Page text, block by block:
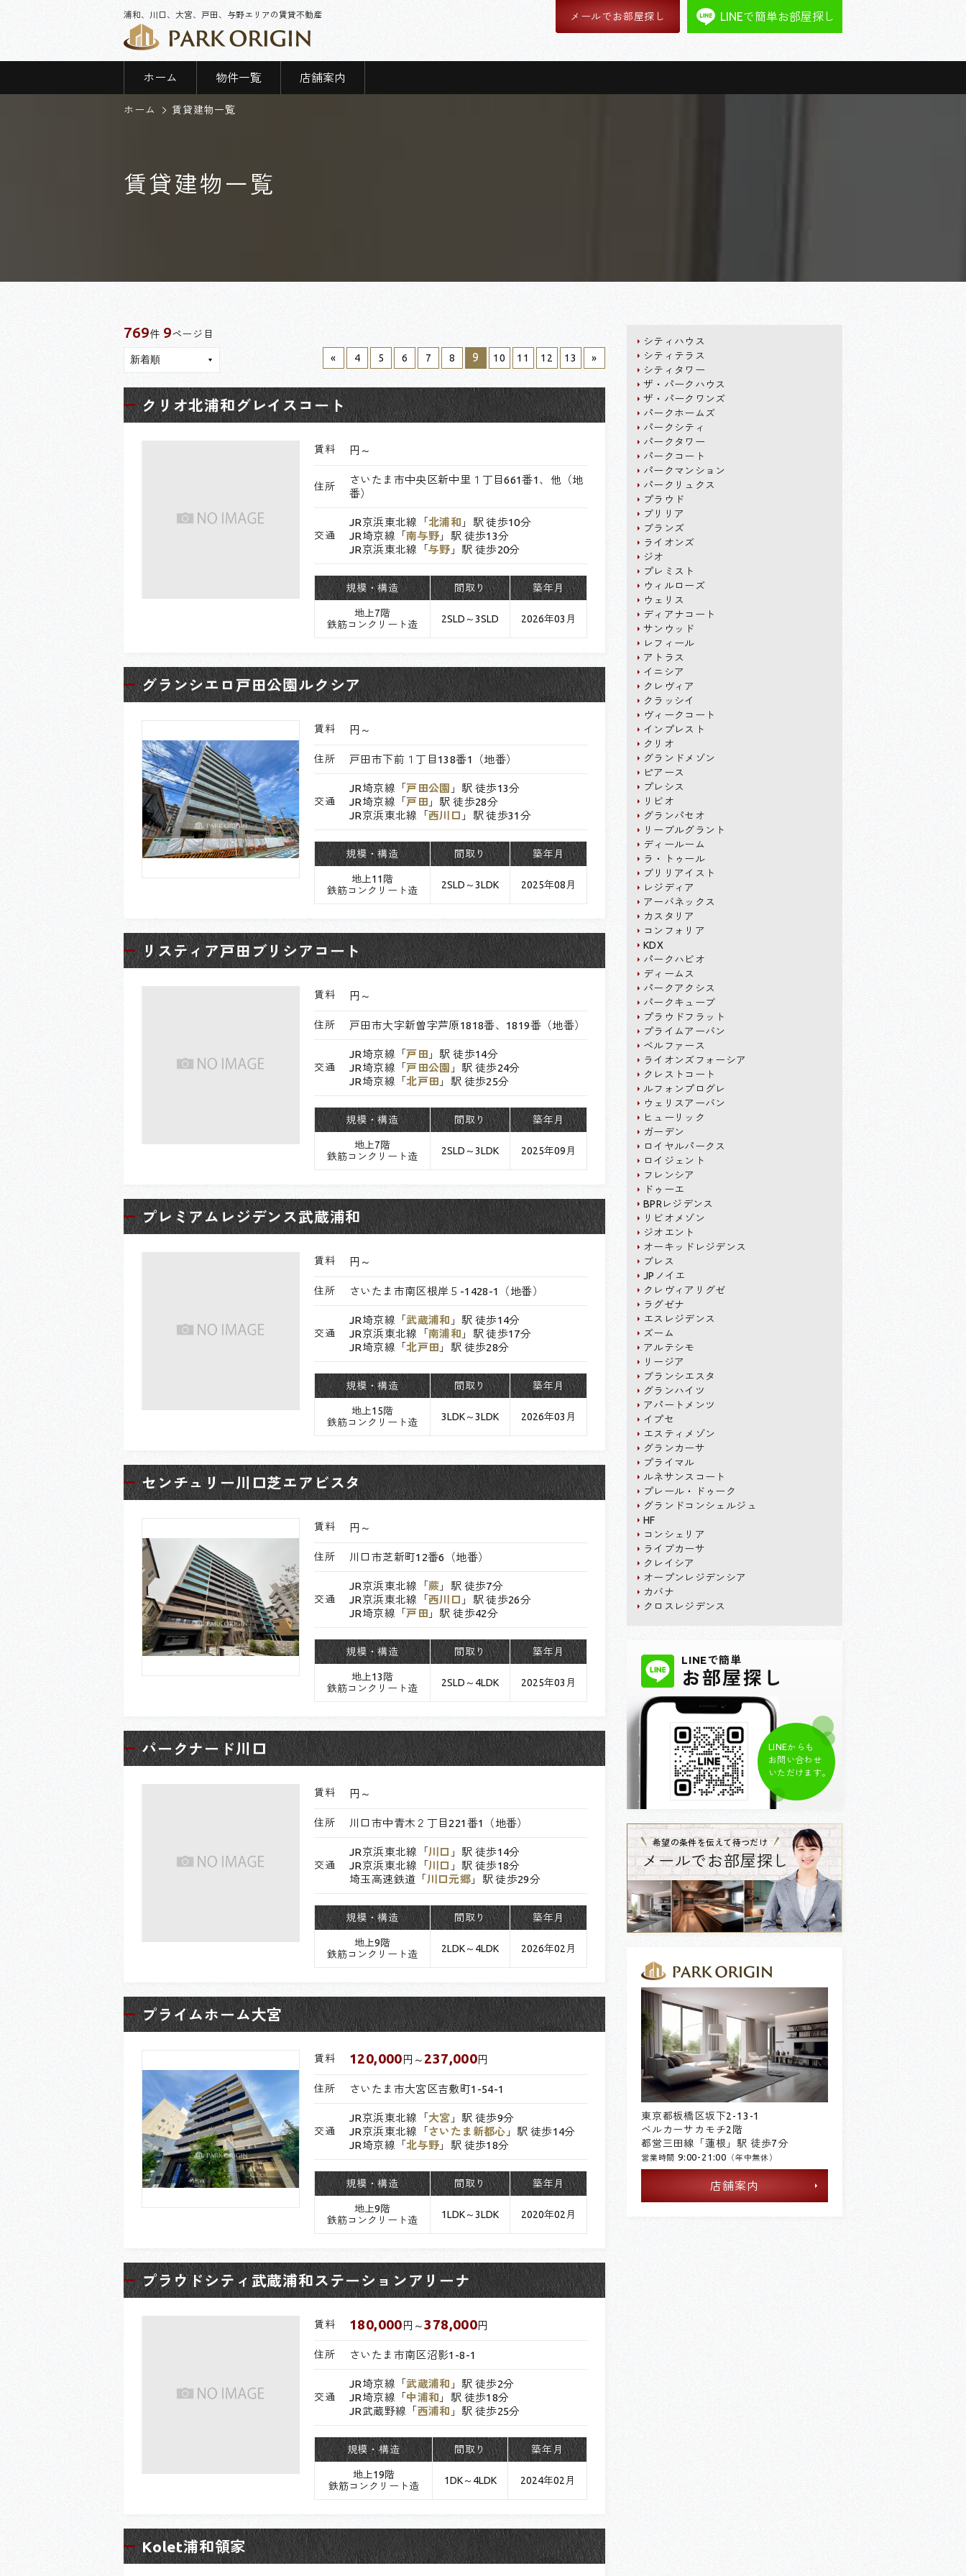
浦和、川口、大宮、戸田、与野エリアの賃貸不動産 メールでお部屋探し LINEで簡単お部屋探し
ホーム 物件一覧 店舗案内
ホーム 賃貸建物一覧
賃貸建物一覧
769件 9ページ目
« 4 5 6 7 8 9 10 11 12 13 »
クリオ北浦和グレイスコート
賃料 円～
住所
さいたま市中央区新中里１丁目661番1、他（地
番）
交通
JR京浜東北線「 北浦和 」駅 徒歩10分
JR埼京線「南与野 」駅 徒歩13分
JR京浜東北線「 与野 」駅 徒歩20分
規模・構造 間取り 築年月
地上7階
鉄筋コンクリート造
2SLD～3SLD 2026年03月
グランシエロ戸田公園ルクシア
賃料 円～
住所 戸田市下前１丁目138番1（地番）
交通
JR埼京線「戸田公園 」駅 徒歩13分
JR埼京線「戸田 」駅 徒歩28分
JR京浜東北線「 西川口 」駅 徒歩31分
規模・構造 間取り 築年月
地上11階
鉄筋コンクリート造
2SLD～3LDK 2025年08月
リスティア戸田ブリシアコート
賃料 円～
住所 戸田市大字新曽字芦原1818番、1819番（地番）
交通
JR埼京線「戸田 」駅 徒歩14分
JR埼京線「戸田公園 」駅 徒歩24分
JR埼京線「北戸田 」駅 徒歩25分
規模・構造 間取り 築年月
地上7階
鉄筋コンクリート造
2SLD～3LDK 2025年09月
プレミアムレジデンス武蔵浦和
賃料 円～
住所 さいたま市南区根岸５-1428-1（地番）
交通
JR埼京線「武蔵浦和 」駅 徒歩14分
JR京浜東北線「 南浦和 」駅 徒歩17分
JR埼京線「北戸田 」駅 徒歩28分
規模・構造 間取り 築年月
地上15階
鉄筋コンクリート造
3LDK～3LDK 2026年03月
センチュリー川口芝エアビスタ
賃料 円～
住所 川口市芝新町12番6（地番）
交通
JR京浜東北線「 蕨 」駅 徒歩7分
JR京浜東北線「 西川口 」駅 徒歩26分
JR埼京線「戸田 」駅 徒歩42分
規模・構造 間取り 築年月
地上13階
鉄筋コンクリート造
2SLD～4LDK 2025年03月
パークナード川口
賃料 円～
住所 川口市中青木２丁目221番1（地番）
交通
JR京浜東北線「 川口 」駅 徒歩14分
JR京浜東北線「 川口 」駅 徒歩18分
埼玉高速鉄道「 川口元郷 」駅 徒歩29分
規模・構造 間取り 築年月
地上9階
鉄筋コンクリート造
2LDK～4LDK 2026年02月
プライムホーム大宮
賃料 120,000 円～237,000円
住所 さいたま市大宮区吉敷町1-54-1
交通
JR京浜東北線「 大宮 」駅 徒歩9分
JR京浜東北線「 さいたま新都心 」駅 徒歩14分
JR埼京線「北与野 」駅 徒歩18分
規模・構造 間取り 築年月
地上9階
鉄筋コンクリート造
1LDK～3LDK 2020年02月
プラウドシティ武蔵浦和ステーションアリーナ
賃料 180,000 円～378,000円
住所 さいたま市南区沼影1-8-1
交通
JR埼京線「武蔵浦和 」駅 徒歩2分
JR埼京線「 中浦和 」駅 徒歩18分
JR武蔵野線「 西浦和 」駅 徒歩25分
規模・構造 間取り 築年月
地上19階
鉄筋コンクリート造
1DK～4LDK 2024年02月
Kolet浦和領家
シティハウス
シティテラス
シティタワー
ザ・パークハウス
ザ・パークワンズ
パークホームズ
パークシティ
パークタワー
パークコート
パークマンション
パークリュクス
プラウド
ブリリア
ブランズ
ライオンズ
ジオ
プレミスト
ウィルローズ
ウェリス
ディアナコート
サンウッド
レフィール
アトラス
イニシア
クレヴィア
クラッシイ
ヴィークコート
インプレスト
クリオ
グランドメゾン
ピアース
プレシス
リビオ
グランパセオ
リーブルグラント
ディールーム
ラ・トゥール
ブリリアイスト
レジディア
アーバネックス
カスタリア
コンフォリア
KDX
パークハビオ
ディームス
パークアクシス
パークキューブ
プラウドフラット
プライムアーバン
ベルファース
ライオンズフォーシア
クレストコート
ルフォンプログレ
ウェリスアーバン
ヒューリック
ガーデン
ロイヤルパークス
ロイジェント
フレンシア
ドゥーエ
BPRレジデンス
リビオメゾン
ジオエント
オーキッドレジデンス
ブレス
JPノイエ
クレヴィアリグゼ
ラグゼナ
エスレジデンス
ズーム
アルテシモ
リージア
ブランシエスタ
グランハイツ
アパートメンツ
イプセ
エスティメゾン
グランカーサ
プライマル
ルネサンスコート
プレール・ドゥーク
グランドコンシェルジュ
HF
コンシェリア
ライブカーサ
クレイシア
オープンレジデンシア
カバナ
クロスレジデンス
LINEで簡単
お部屋探し
LINEからも
お問い合わせ
いただけます。
希望の条件を伝えて待つだけ
メールでお部屋探し
東京都板橋区坂下2-13-1
ベルカーサカモチ2階
都営三田線「蓮根」駅 徒歩7分
営業時間 9:00-21:00 （年中無休）
店舗案内